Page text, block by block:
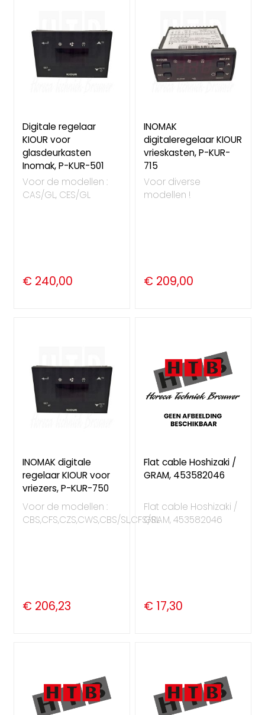
Digitale regelaar
KIOUR voor
glasdeurkasten
Inomak, P-KUR-501
Voor de modellen :
CAS/GL, CES/GL
€ 240,00
INOMAK
digitaleregelaar KIOUR
vrieskasten, P-KUR-
715
Voor diverse
modellen !
€ 209,00
INOMAK digitale
regelaar KIOUR voor
vriezers, P-KUR-750
Voor de modellen :
CBS,CFS,CZS,CWS,CBS/SL,CFS/SL
€ 206,23
Flat cable Hoshizaki /
GRAM, 453582046
Flat cable Hoshizaki /
GRAM, 453582046
€ 17,30